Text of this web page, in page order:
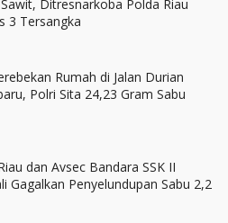
Sawit, Ditresnarkoba Polda Riau
3 Tersangka
Rumah di Jalan Durian
Polri Sita 24,23 Gram Sabu
dan Avsec Bandara SSK II
Gagalkan Penyelundupan Sabu 2,2